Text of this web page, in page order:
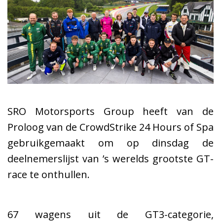
SRO Motorsports Group heeft van de
Proloog van de CrowdStrike 24 Hours of Spa
gebruikgemaakt om op dinsdag de
deelnemerslijst van ’s werelds grootste GT-
race te onthullen.
67 wagens uit de GT3-categorie,